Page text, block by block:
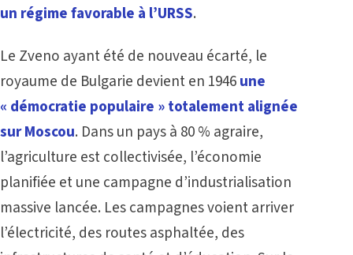
un régime favorable à l’URSS.
Le Zveno ayant été de nouveau écarté, le
royaume de Bulgarie devient en 1946une
« démocratie populaire » totalement alignée
sur Moscou. Dans un pays à 80 % agraire,
l’agriculture est collectivisée, l’économie
planifiée et une campagne d’industrialisation
massive lancée. Les campagnes voient arriver
l’électricité, des routes asphaltée, des